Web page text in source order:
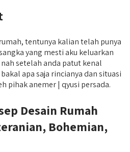
tentunya kalian telah punya
yang mesti aku keluarkan
setelah anda patut kenal
apa saja rincianya dan situasi
pihak anemer | qyusi persada.
Desain Rumah
Bohemian,